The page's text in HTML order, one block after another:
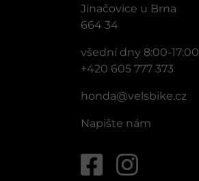
Jinačovice u Brna
664 34
všední dny 8:00-17:00
+420 605 777 373
honda@velsbike.cz
Napište nám